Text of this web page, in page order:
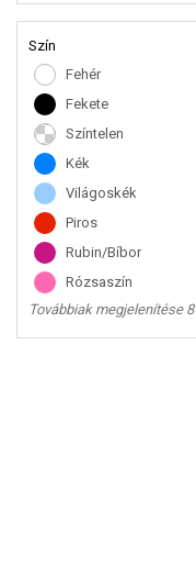
Szín
Fehér
Fekete
Színtelen
Kék
Világoskék
Piros
Rubin/Bíbor
Rózsaszín
Továbbiak megjelenítése 8